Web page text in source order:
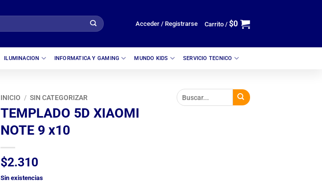
Acceder / Registrarse Carrito / $0
ILUMINACION INFORMATICA Y GAMING MUNDO KIDS SERVICIO TECNICO
INICIO / SIN CATEGORIZAR
TEMPLADO 5D XIAOMI
NOTE 9 x10
$2.310
Sin existencias